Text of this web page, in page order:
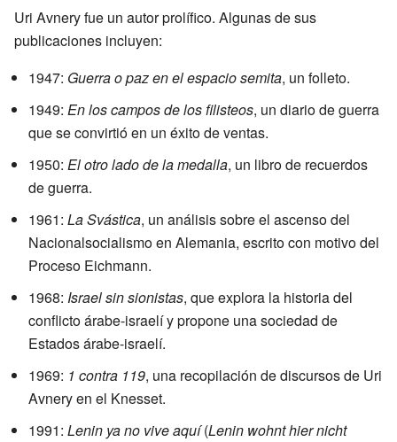
Uri Avnery fue un autor prolífico. Algunas de sus
publicaciones incluyen:
1947: Guerra o paz en el espacio semita, un folleto.
1949: En los campos de los filisteos, un diario de guerra
que se convirtió en un éxito de ventas.
1950: El otro lado de la medalla, un libro de recuerdos
de guerra.
1961: La Svástica, un análisis sobre el ascenso del
Nacionalsocialismo en Alemania, escrito con motivo del
Proceso Eichmann.
1968: Israel sin sionistas, que explora la historia del
conflicto árabe-israelí y propone una sociedad de
Estados árabe-israelí.
1969: 1 contra 119, una recopilación de discursos de Uri
Avnery en el Knesset.
1991: Lenin ya no vive aquí(Lenin wohnt hier nicht